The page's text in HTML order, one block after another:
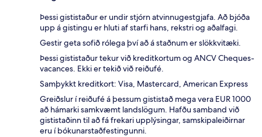
Þessi gististaður er undir stjórn atvinnugestgjafa. Að bjóða
upp á gistingu er hluti af starfi hans, rekstri og aðalfagi.
Gestir geta sofið rólega því að á staðnum er slökkvitæki.
Þessi gististaður tekur við kreditkortum og ANCV Cheques-
vacances. Ekki er tekið við reiðufé.
Samþykkt kreditkort: Visa, Mastercard, American Express
Greiðslur í reiðufé á þessum gististað mega vera EUR 1000
að hámarki samkvæmt landslögum. Hafðu samband við
gististaðinn til að fá frekari upplýsingar, samskipaleiðirnar
eru í bókunarstaðfestingunni.